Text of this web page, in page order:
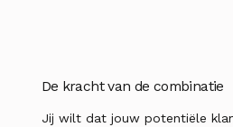
De kracht van de combinatie
Jij wilt dat jouw potentiële